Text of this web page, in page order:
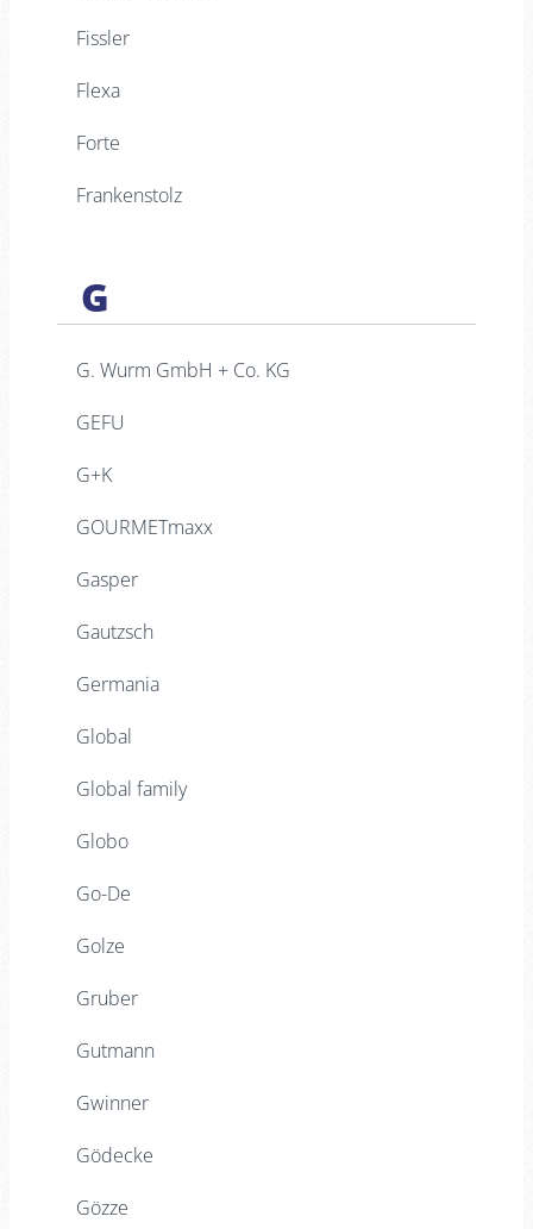
Fissler
Flexa
Forte
Frankenstolz
G
G. Wurm GmbH + Co. KG
GEFU
G+K
GOURMETmaxx
Gasper
Gautzsch
Germania
Global
Global family
Globo
Go-De
Golze
Gruber
Gutmann
Gwinner
Gödecke
Gözze